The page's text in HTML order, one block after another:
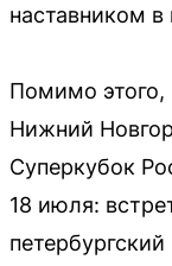
наставником
Помимо этого,
Нижний
Суперкубок
18 июля: